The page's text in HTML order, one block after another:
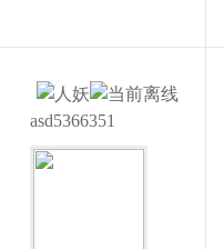
asd5366351